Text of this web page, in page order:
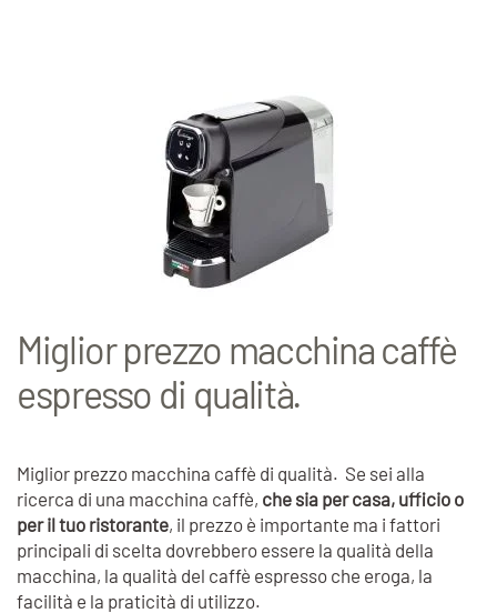
Miglior prezzo macchina caffè
espresso di qualità.
Miglior prezzo macchina caffè di qualità. Se sei alla
ricerca di una macchina caffè, che sia per casa, ufficio o
per il tuo ristorante, il prezzo è importante ma i fattori
principali di scelta dovrebbero essere la qualità della
macchina, la qualità del caffè espresso che eroga, la
facilità e la praticità di utilizzo.